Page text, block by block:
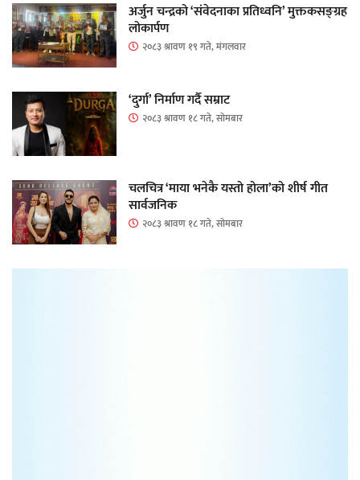
अर्जुन चन्द्रको ‘संवेदनाका प्रतिध्वनि’ मुक्तकसङ्ग्रह
लोकार्पण
२०८३ श्रावण १९ गते, मंगलवार
‘दुर्गा’ निर्माण गर्दै सम्राट
२०८३ श्रावण १८ गते, सोमबार
चलचित्र ‘माया भनेकै यस्तो होला’को शीर्ष गीत
सार्वजनिक
२०८३ श्रावण १८ गते, सोमबार